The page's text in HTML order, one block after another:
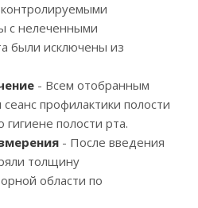
с нелеченными
были исключены из
- Всем отобранным
профилактики полости
полости рта.
- После введения
толщину
области по